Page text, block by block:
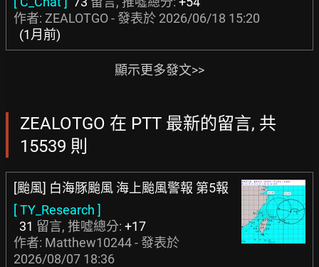
作者: ZEALOTGO - 發表於 2026/06/18 15:20
(1月前)
顯示更多發文>>
ZEALOTGO 在 PTT 最新的留言, 共
15539 則
[颱風] 白海豚颱風 海上颱風警報 第5報
[ TY_Research ]
31 留言, 推噓總分: +17
作者: Matthew10244- 發表於
2026/08/07 18:36